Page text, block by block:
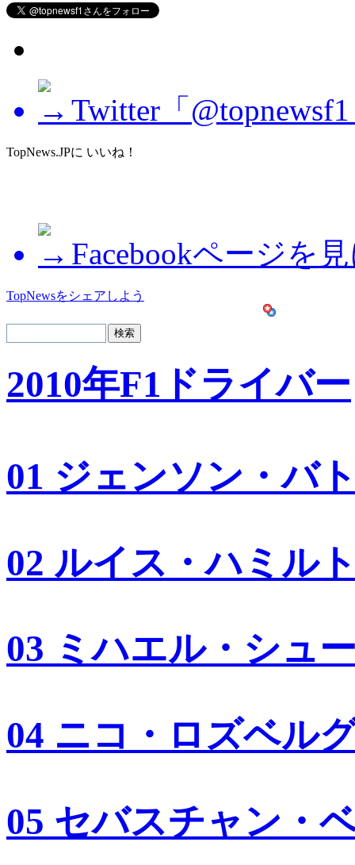
Twitter「
TopNews.JPに いいね！
Facebookページを
TopNewsをシェアしよう
2010年F1ドライバー
01 ジェンソン・バ
02 ルイス・ハミル
03 ミハエル・シュ
04 ニコ・ロズベル
05 セバスチャン・